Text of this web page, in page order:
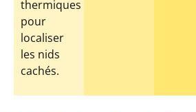
thermiques
pour
localiser
les nids
cachés.